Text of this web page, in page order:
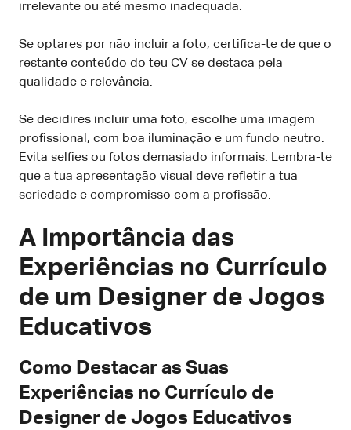
irrelevante ou até mesmo inadequada.
Se optares por não incluir a foto, certifica-te de que o
restante conteúdo do teu CV se destaca pela
qualidade e relevância.
Se decidires incluir uma foto, escolhe uma imagem
profissional, com boa iluminação e um fundo neutro.
Evita selfies ou fotos demasiado informais. Lembra-te
que a tua apresentação visual deve refletir a tua
seriedade e compromisso com a profissão.
A Importância das
Experiências no Currículo
de um Designer de Jogos
Educativos
Como Destacar as Suas
Experiências no Currículo de
Designer de Jogos Educativos